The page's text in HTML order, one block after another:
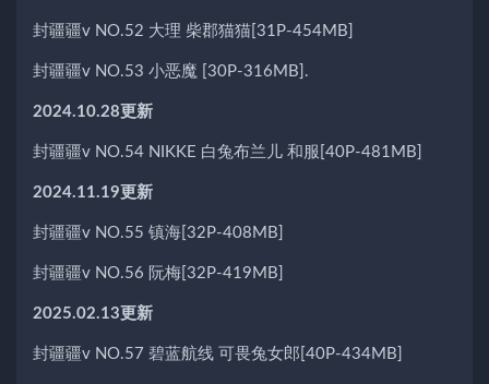
封疆疆v NO.52 大理 柴郡猫猫[31P-454MB]
封疆疆v NO.53 小恶魔 [30P-316MB].
2024.10.28更新
封疆疆v NO.54 NIKKE 白兔布兰儿 和服[40P-481MB]
2024.11.19更新
封疆疆v NO.55 镇海[32P-408MB]
封疆疆v NO.56 阮梅[32P-419MB]
2025.02.13更新
封疆疆v NO.57 碧蓝航线 可畏兔女郎[40P-434MB]